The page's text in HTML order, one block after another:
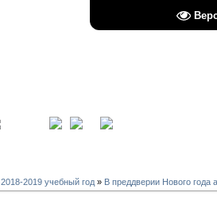
2018-2019 учебный год » В преддверии Нового года